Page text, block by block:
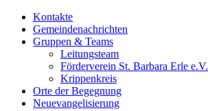
Kontakte
Gemeindenachrichten
Gruppen & Teams
Leitungsteam
Förderverein St. Barbara Erle e.V.
Krippenkreis
Orte der Begegnung
Neuevangelisierung